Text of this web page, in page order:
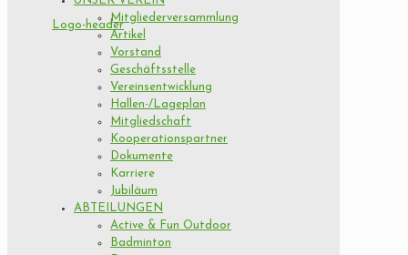
Mitgliederversammlung
Artikel
Vorstand
Geschäftsstelle
Vereinsentwicklung
Hallen-/Lageplan
Mitgliedschaft
Kooperationspartner
Dokumente
Karriere
Jubiläum
ABTEILUNGEN
Active & Fun Outdoor
Badminton